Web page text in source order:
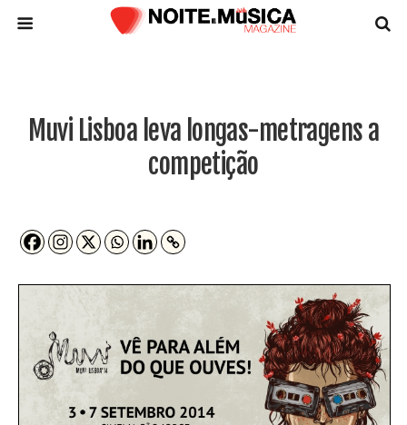
Muvi Lisboa leva longas-metragens a
competição